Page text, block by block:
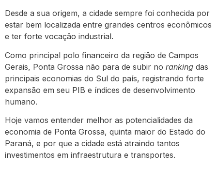
Desde a sua origem, a cidade sempre foi conhecida por
estar bem localizada entre grandes centros econômicos
e ter forte vocação industrial.
Como principal polo financeiro da região de Campos
Gerais, Ponta Grossa não para de subir no ranking das
principais economias do Sul do país, registrando forte
expansão em seu PIB e índices de desenvolvimento
humano.
Hoje vamos entender melhor as potencialidades da
economia de Ponta Grossa, quinta maior do Estado do
Paraná, e por que a cidade está atraindo tantos
investimentos em infraestrutura e transportes.